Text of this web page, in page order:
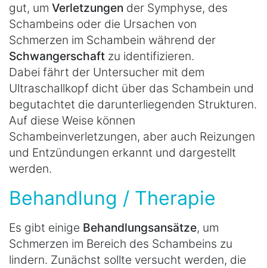
gut, um Verletzungen der Symphyse, des
Schambeins oder die Ursachen von
Schmerzen im Schambein während der
Schwangerschaft zu identifizieren.
Dabei fährt der Untersucher mit dem
Ultraschallkopf dicht über das Schambein und
begutachtet die darunterliegenden Strukturen.
Auf diese Weise können
Schambeinverletzungen, aber auch Reizungen
und Entzündungen erkannt und dargestellt
werden.
Behandlung / Therapie
Es gibt einige Behandlungsansätze, um
Schmerzen im Bereich des Schambeins zu
lindern. Zunächst sollte versucht werden, die